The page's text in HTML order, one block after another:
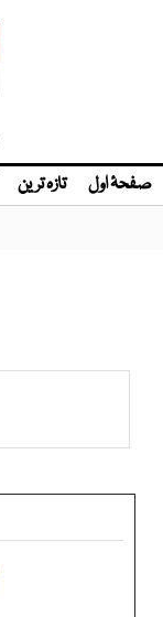
صفحۂ اول تازہ ترین